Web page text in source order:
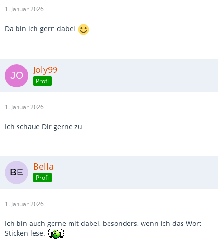
1. Januar 2026
Da bin ich gern dabei
Joly99
Profi
1. Januar 2026
Ich schaue Dir gerne zu
Bella
Profi
1. Januar 2026
Ich bin auch gerne mit dabei, besonders, wenn ich das Wort
Sticken lese.